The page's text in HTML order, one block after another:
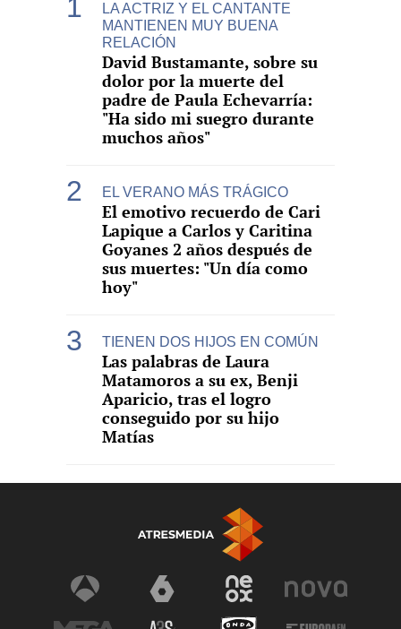
LA ACTRIZ Y EL CANTANTE
MANTIENEN MUY BUENA
RELACIÓN
David Bustamante, sobre su
dolor por la muerte del
padre de Paula Echevarría:
"Ha sido mi suegro durante
muchos años"
EL VERANO MÁS TRÁGICO
El emotivo recuerdo de Cari
Lapique a Carlos y Caritina
Goyanes 2 años después de
sus muertes: "Un día como
hoy"
TIENEN DOS HIJOS EN COMÚN
Las palabras de Laura
Matamoros a su ex, Benji
Aparicio, tras el logro
conseguido por su hijo
Matías